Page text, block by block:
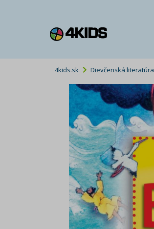
4kids.sk Dievčenská literatúra